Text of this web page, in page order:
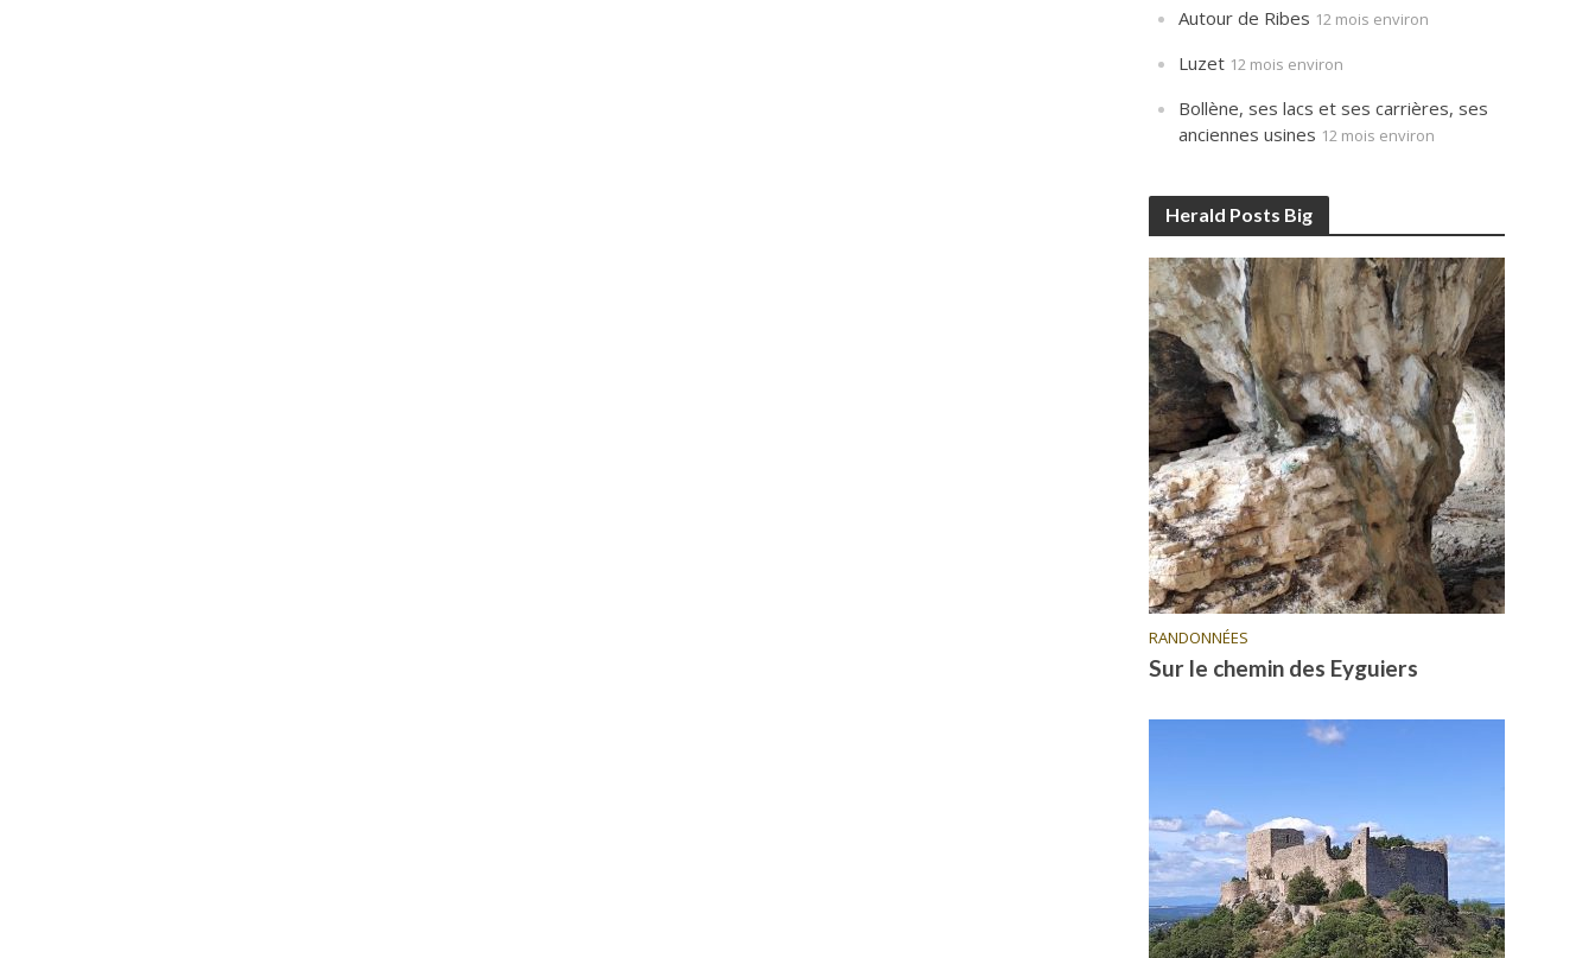
Autour de Ribes 12 mois environ
Luzet 12 mois environ
Bollène, ses lacs et ses carrières, ses
anciennes usines 12 mois environ
Herald Posts Big
RANDONNÉES
Sur le chemin des Eyguiers